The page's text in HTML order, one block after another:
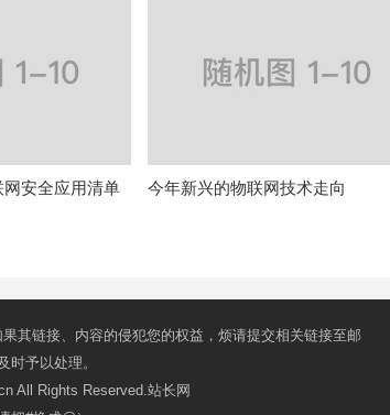
安全应用清单 今年新兴的物联网技术走向
其链接、内容的侵犯您的权益，烦请提交相关链接至邮
时予以处理。
All Rights Reserved.站长网